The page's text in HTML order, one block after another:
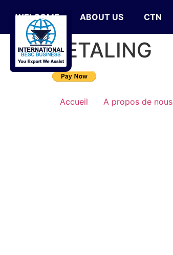
WELCOME ABOUT US CTN
BETALING
Accueil A propos de nous